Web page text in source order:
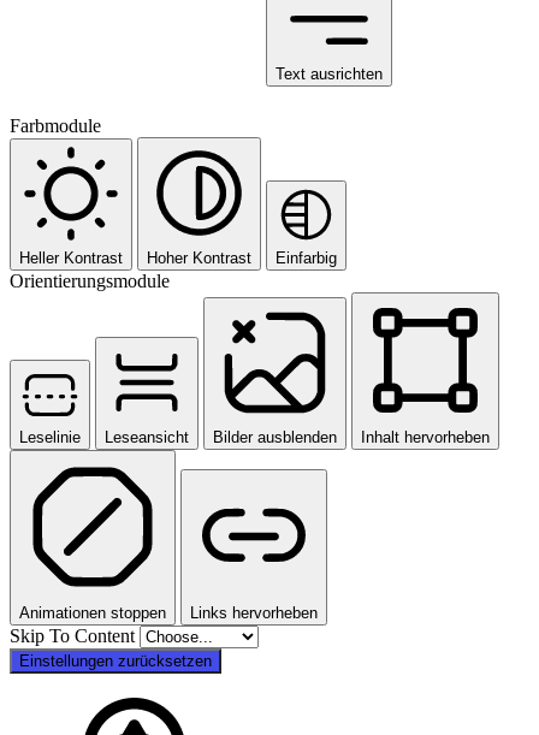
Text ausrichten
Farbmodule
Heller Kontrast Hoher Kontrast Einfarbig
Orientierungsmodule
Leselinie Leseansicht Bilder ausblenden Inhalt hervorheben
Animationen stoppen Links hervorheben
Skip To Content
Einstellungen zurücksetzen